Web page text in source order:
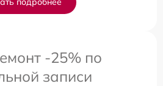
-25% по
записи